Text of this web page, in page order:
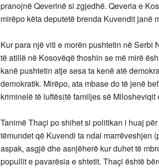
pranojnë Qeverinë si zgjedhë. Qeveria e
mirëpo këta deputetë brenda Kuvendit janë
Kur para një viti e morën pushtetin në Serbi
të atillë në Kosovëqë thoshin se më mirë
kanë pushtetin atje sesa ta kenë atë
demokratik. Mirëpo, ata mbase do të jenë
kriminelë të luftës(të familjes së
Tanimë Thaçi po shihet si politikan i huaj
tëmundet që Kuvendi ta ndal marrëveshjen
aspak, asgjë dhe asnjëherë kur duhet të
popullit e pavarësia e shtetit. Thaçi është